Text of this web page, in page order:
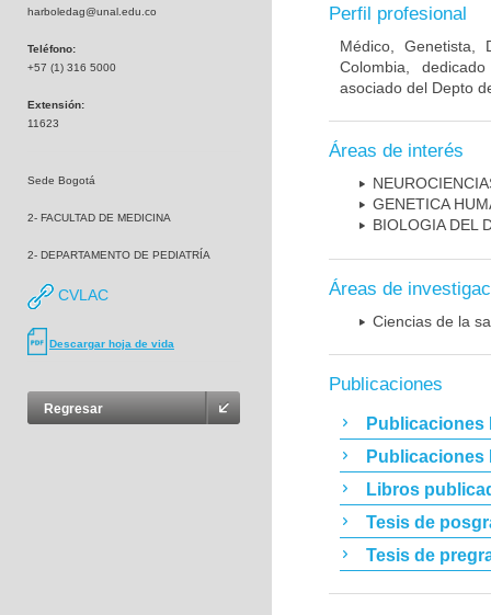
harboledag@unal.edu.co
Teléfono:
+57 (1) 316 5000
Extensión:
11623
Sede Bogotá
2- FACULTAD DE MEDICINA
2- DEPARTAMENTO DE PEDIATRÍA
CVLAC
Descargar hoja de vida
Regresar
Perfil profesional
Médico, Genetista,
Colombia,
asociado del Depto
Áreas de interés
GENETICA
BIOLOGIA DEL
Áreas de
Ciencias de la
Publicaciones
Publicaciones
Publicaciones
Libros
Tesis de
Tesis de